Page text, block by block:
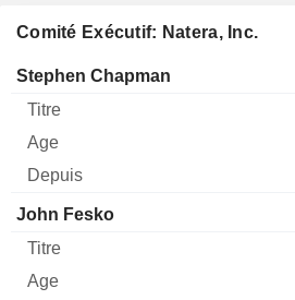
Comité Exécutif: Natera, Inc.
Dirigeant Titre Age
Stephen Chapman
John Fesko